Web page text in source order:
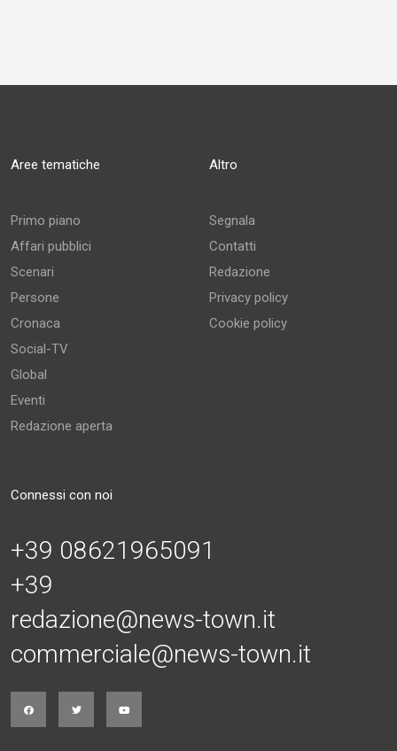
Aree tematiche
Primo piano
Affari pubblici
Scenari
Persone
Cronaca
Social-TV
Global
Eventi
Redazione aperta
Altro
Segnala
Contatti
Redazione
Privacy policy
Cookie policy
Connessi con noi
+39 08621965091
+39
redazione@news-town.it
commerciale@news-town.it